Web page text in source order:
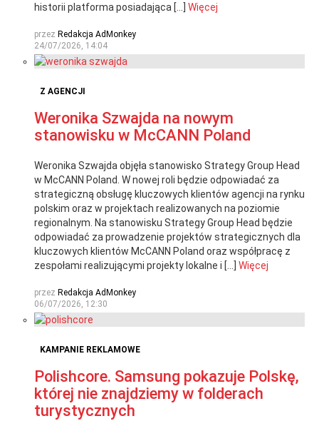
historii platforma posiadająca […] Więcej
przez Redakcja AdMonkey
24/07/2026, 14:04
Z AGENCJI
Weronika Szwajda na nowym
stanowisku w McCANN Poland
Weronika Szwajda objęła stanowisko Strategy Group Head
w McCANN Poland. W nowej roli będzie odpowiadać za
strategiczną obsługę kluczowych klientów agencji na rynku
polskim oraz w projektach realizowanych na poziomie
regionalnym. Na stanowisku Strategy Group Head będzie
odpowiadać za prowadzenie projektów strategicznych dla
kluczowych klientów McCANN Poland oraz współpracę z
zespołami realizującymi projekty lokalne i […] Więcej
przez Redakcja AdMonkey
06/07/2026, 12:30
KAMPANIE REKLAMOWE
Polishcore. Samsung pokazuje Polskę,
której nie znajdziemy w folderach
turystycznych